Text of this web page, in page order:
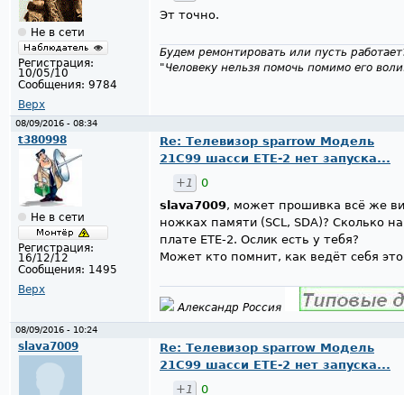
Не в сети
Регистрация:
10/05/10
Сообщения: 9784
Верх
Эт точно.
Будем ремонтировать или пусть
"Человеку нельзя помочь помимо его
08/09/2016 - 08:34
t380998
Не в сети
Регистрация:
16/12/12
Сообщения: 1495
Верх
Re: Телевизор sparrow Модель
21С99 шасси ЕТЕ-2 нет запуска...
+1
0
slava7009, может прошивка всё же
ножках памяти (SCL, SDA)? Сколько
плате ETE-2. Ослик есть у тебя?
Может кто помнит, как ведёт себя
Александр Россия
08/09/2016 - 10:24
slava7009
Re: Телевизор sparrow Модель
21С99 шасси ЕТЕ-2 нет запуска...
+1
0